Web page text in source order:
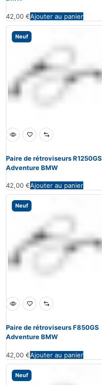
42,00 €Ajouter au panier
Neuf
Paire de rétroviseurs R1250GS
Adventure BMW
42,00 €Ajouter au panier
Neuf
Paire de rétroviseurs F850GS
Adventure BMW
42,00 €Ajouter au panier
Neuf